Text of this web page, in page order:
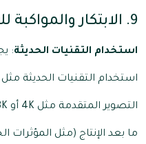
9. الابتكار والمواكبة للتوجهات الحديثة
استخدام التقنيات الحديثة:
ما بعد الإنتاج (مثل المؤثرات